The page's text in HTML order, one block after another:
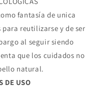
fantasía de unica
reutilizarse y de ser
al seguir siendo
que los cuidados no
natural.
DE USO